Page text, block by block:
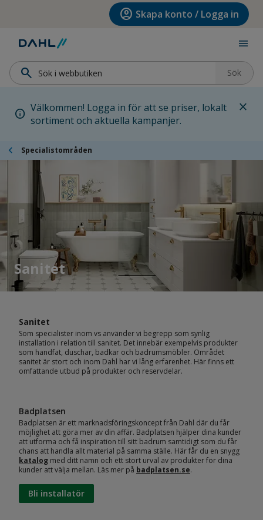
Hoppa till huvudinnehållet account_circle Skapa konto / Logga in
menu
search Sök
info Välkommen! Logga in för att se priser, lokalt
sortiment och aktuella kampanjer.
close
chevron_left Specialistområden
Sanitet
Sanitet
Som specialister inom vs använder vi begrepp som synlig
installation i relation till sanitet. Det innebär exempelvis produkter
som handfat, duschar, badkar och badrumsmöbler. Området
sanitet är stort och inom Dahl har vi lång erfarenhet. Här finns ett
omfattande utbud på produkter och reservdelar.
Badplatsen
Badplatsen är ett marknadsföringskoncept från Dahl där du får
möjlighet att göra mer av din affär. Badplatsen hjälper dina kunder
att utforma och få inspiration till sitt badrum samtidigt som du får
chans att handla allt material på samma ställe. Här får du en snygg
katalog med ditt namn och ett stort urval av produkter för dina
kunder att välja mellan. Läs mer på badplatsen.se.
Bli installatör